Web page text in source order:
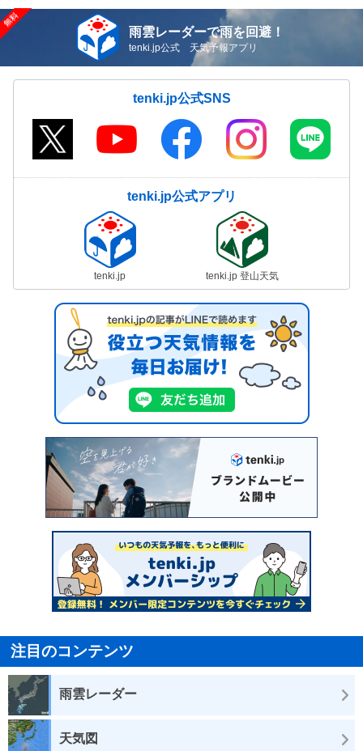
雨雲レーダーで雨を回避！
tenki.jp公式 天気予報アプリ
tenki.jp公式SNS
tenki.jp公式アプリ
tenki.jp tenki.jp 登山天気
注目のコンテンツ
雨雲レーダー
天気図